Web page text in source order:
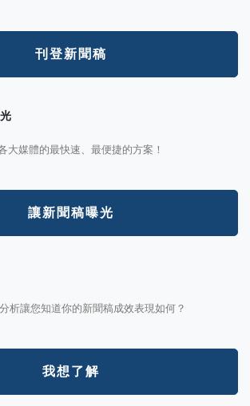
刊登新聞稿
大媒體的最快速、最便捷的方案！
讓新聞稿曝光
析讓您知道你的新聞稿成效表現如何？
我想了解